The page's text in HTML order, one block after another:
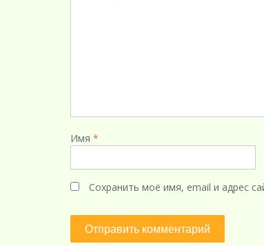
Имя *
Сохранить моё имя, email и адрес